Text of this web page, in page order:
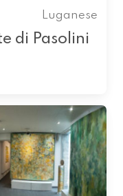
Luganese
di Pasolini